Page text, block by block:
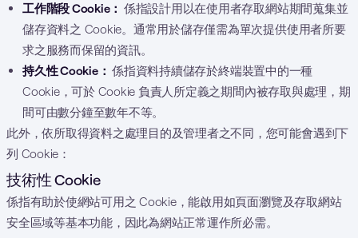
工作階段 Cookie： 係指設計用以在使用者存取網站期間蒐集並
儲存資料之 Cookie。通常用於儲存僅需為單次提供使用者所要
求之服務而保留的資訊。
持久性 Cookie： 係指資料持續儲存於終端裝置中的一種
Cookie，可於 Cookie 負責人所定義之期間內被存取與處理，期
間可由數分鐘至數年不等。
此外，依所取得資料之處理目的及管理者之不同，您可能會遇到下
列 Cookie：
技術性 Cookie
係指有助於使網站可用之 Cookie，能啟用如頁面瀏覽及存取網站
安全區域等基本功能，因此為網站正常運作所必需。